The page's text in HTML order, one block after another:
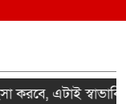
করবে, এটাই